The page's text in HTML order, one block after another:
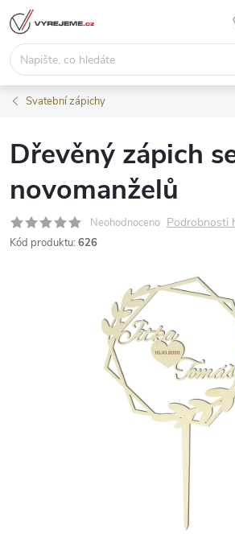
Přejít
na
obsah
Svatební zápichy
Dřevěný zápich
novomanželů
Neohodnoceno Podrobnosti
Kód produktu: 626